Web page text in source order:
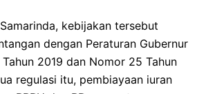
kebijakan tersebut
dengan Peraturan Gubernur
2019 dan Nomor 25 Tahun
regulasi itu, pembiayaan iuran